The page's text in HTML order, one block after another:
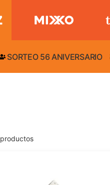
SORTEO 56 ANIVERSARIO
productos